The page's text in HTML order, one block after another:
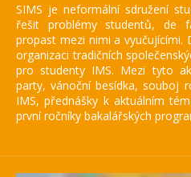
Institut
FSV UK
Více informací naleznete zde
SIMS je neformální sdružení
řešit problémy studentů, de
propast mezi nimi a vyučujícími.
organizaci tradičních
pro studenty IMS. Mezi tyto
party, vánoční besídka, souboj
IMS, přednášky k aktuálním
první ročníky bakalářských